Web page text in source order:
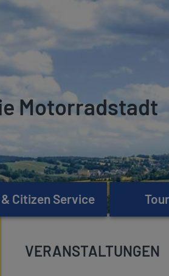
Motorradstadt
Citizen Service
VERANSTALTUNGEN